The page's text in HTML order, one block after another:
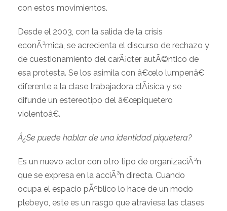
con estos movimientos.
Desde el 2003, con la salida de la crisis
econÃ³mica, se acrecienta el discurso de rechazo y
de cuestionamiento del carÃ¡cter autÃ©ntico de
esa protesta. Se los asimila con â€œlo lumpenâ€
diferente a la clase trabajadora clÃ¡sica y se
difunde un estereotipo del â€œpiquetero
violentoâ€.
Â¿Se puede hablar de una identidad piquetera?
Es un nuevo actor con otro tipo de organizaciÃ³n
que se expresa en la acciÃ³n directa. Cuando
ocupa el espacio pÃºblico lo hace de un modo
plebeyo, este es un rasgo que atraviesa las clases